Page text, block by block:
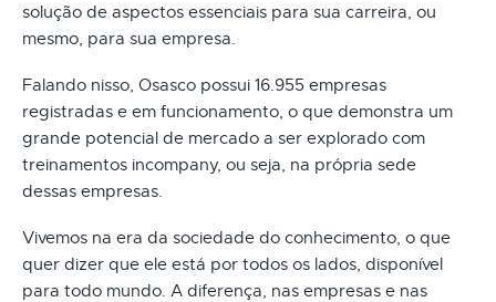
solução de aspectos essenciais para sua carreira, ou
mesmo, para sua empresa.
Falando nisso, Osasco possui 16.955 empresas
registradas e em funcionamento, o que demonstra um
grande potencial de mercado a ser explorado com
treinamentos incompany, ou seja, na própria sede
dessas empresas.
Vivemos na era da sociedade do conhecimento, o que
quer dizer que ele está por todos os lados, disponível
para todo mundo. A diferença, nas empresas e nas